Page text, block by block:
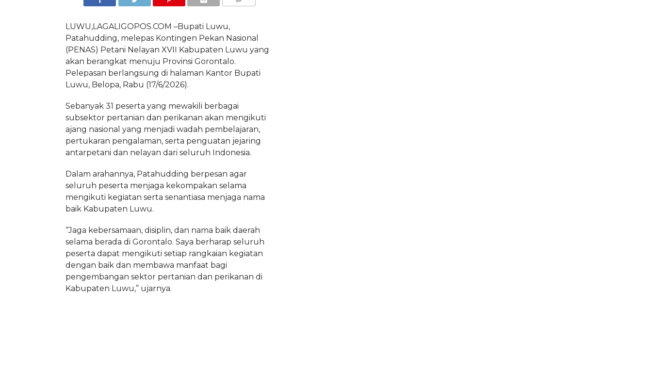
LUWU,LAGALIGOPOS.COM –Bupati Luwu,
Patahudding, melepas Kontingen Pekan Nasional
(PENAS) Petani Nelayan XVII Kabupaten Luwu yang
akan berangkat menuju Provinsi Gorontalo.
Pelepasan berlangsung di halaman Kantor Bupati
Luwu, Belopa, Rabu (17/6/2026).
Sebanyak 31 peserta yang mewakili berbagai
subsektor pertanian dan perikanan akan mengikuti
ajang nasional yang menjadi wadah pembelajaran,
pertukaran pengalaman, serta penguatan jejaring
antarpetani dan nelayan dari seluruh Indonesia.
Dalam arahannya, Patahudding berpesan agar
seluruh peserta menjaga kekompakan selama
mengikuti kegiatan serta senantiasa menjaga nama
baik Kabupaten Luwu.
“Jaga kebersamaan, disiplin, dan nama baik daerah
selama berada di Gorontalo. Saya berharap seluruh
peserta dapat mengikuti setiap rangkaian kegiatan
dengan baik dan membawa manfaat bagi
pengembangan sektor pertanian dan perikanan di
Kabupaten Luwu,” ujarnya.